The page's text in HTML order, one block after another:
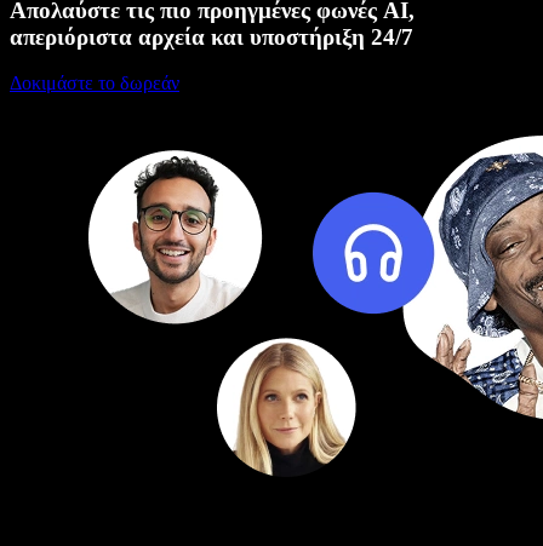
Απολαύστε τις πιο προηγμένες φωνές AI,
απεριόριστα αρχεία και υποστήριξη 24/7
Δοκιμάστε το δωρεάν